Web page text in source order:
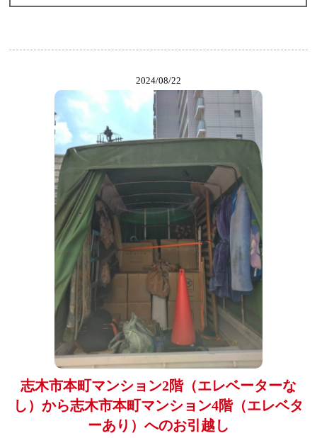
2024/08/22
志木市本町マンション2階（エレベーターな
し）から志木市本町マンション4階（エレベタ
ーあり）へのお引越し